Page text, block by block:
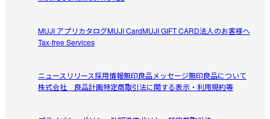
MUJI アプリカタログMUJI CardMUJI GIFT CARD法人のお客様へ
Tax-free Services
ニュースリリース採用情報無印良品メッセージ無印良品について
株式会社 良品計画特定商取引法に関する表示・利用規約等